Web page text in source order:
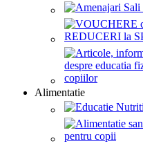
Alimentatie